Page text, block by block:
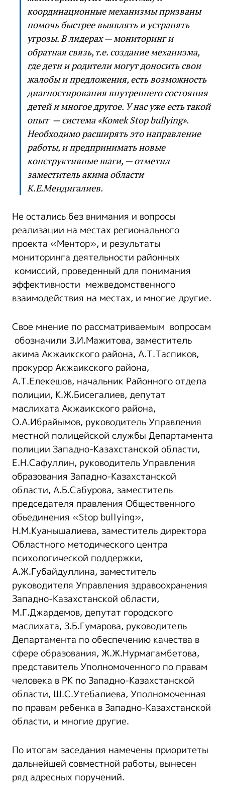
координационные механизмы призваны
помочь быстрее выявлять и устранять
угрозы. В лидерах — мониторинг и
обратная связь, т.е. создание механизма,
где дети и родители могут доносить свои
жалобы и предложения, есть возможность
диагностирования внутреннего состояния
детей и многое другое. У нас уже есть такой
опыт — система «Комek Stop bullying».
Необходимо расширять это направление
работы, и предпринимать новые
конструктивные шаги, — отметил
заместитель акима области
К.Е.Мендигалиев.
Не остались без внимания и вопросы
реализации на местах регионального
проекта «Ментор», и результаты
мониторинга деятельности районных
комиссий, проведенный для понимания
эффективности межведомственного
взаимодействия на местах, и многие другие.
Свое мнение по рассматриваемым вопросам
обозначили З.И.Мажитова, заместитель
акима Акжаикского района, А.Т.Таспиков,
прокурор Акжаикского района,
А.Т.Елекешов, начальник Районного отдела
полиции, К.Ж.Бисегалиев, депутат
маслихата Акжаикского района,
О.А.Ибрайымов, руководитель Управления
местной полицейской службы Департамента
полиции Западно-Казахстанской области,
Е.Н.Сафуллин, руководитель Управления
образования Западно-Казахстанской
области, А.Б.Сабурова, заместитель
председателя правления Общественного
обьединения «Stop bullying»,
Н.М.Куанышалиева, заместитель директора
Областного методического центра
психологической поддержки,
А.Ж.Губайдуллина, заместитель
руководителя Управления здравоохранения
Западно-Казахстанской области,
М.Г.Джардемов, депутат городского
маслихата, З.Б.Гумарова, руководитель
Департамента по обеспечению качества в
сфере образования, Ж.Ж.Нурмагамбетова,
представитель Уполномоченного по правам
человека в РК по Западно-Казахстанской
области, Ш.С.Утебалиева, Уполномоченная
по правам ребенка в Западно-Казахстанской
области, и многие другие.
По итогам заседания намечены приоритеты
дальнейшей совместной работы, вынесен
ряд адресных поручений.